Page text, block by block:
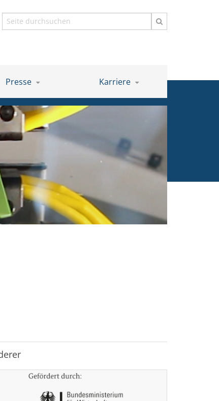
Suchbegriff
Presse Karriere